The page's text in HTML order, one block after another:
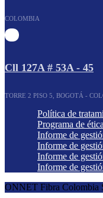
COLOMBIA
Cll 127A # 53A - 45
TORRE 2 PISO 5, BOGOTÁ -
Política de
Programa de
Informe de
Informe de
Informe de
Informe de
ONNET Fibra Colombia